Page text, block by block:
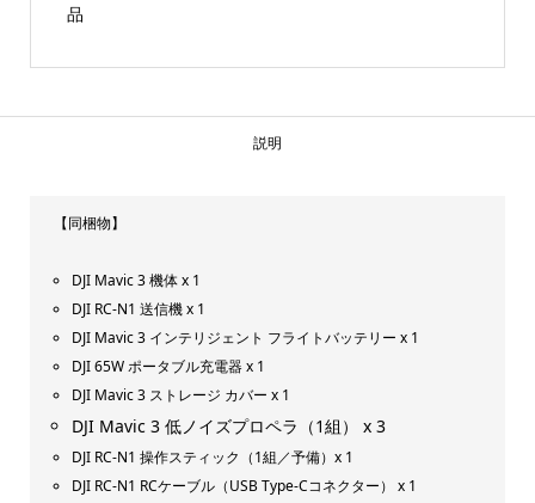
品
説明
【同梱物】
DJI Mavic 3 機体 x 1
DJI RC-N1 送信機 x 1
DJI Mavic 3 インテリジェント フライトバッテリー x 1
DJI 65W ポータブル充電器 x 1
DJI Mavic 3 ストレージ カバー x 1
DJI Mavic 3 低ノイズプロペラ（1組） x 3
DJI RC-N1 操作スティック（1組／予備）x 1
DJI RC-N1 RCケーブル（USB Type-Cコネクター） x 1